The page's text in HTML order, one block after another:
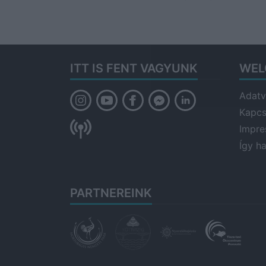
ITT IS FENT VAGYUNK
Így
PARTNEREINK